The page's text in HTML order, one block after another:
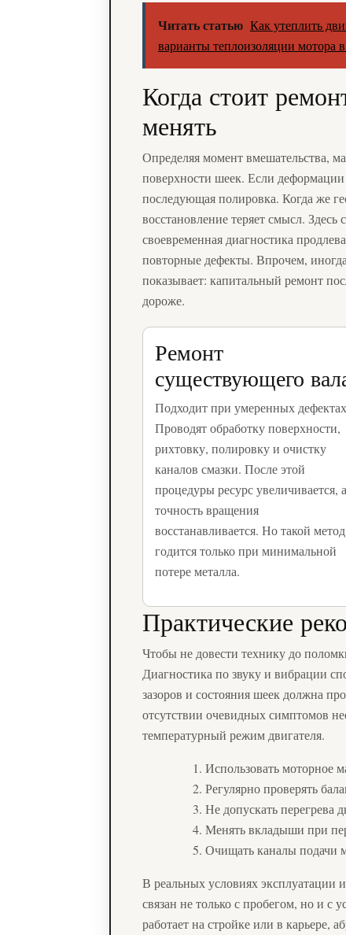
Читать статью Как утеплить
варианты теплоизоляции мотора
Когда стоит
менять
Определяя момент вмешательства,
поверхности шеек. Если
последующая полировка. Когда же
восстановление теряет смысл.
своевременная диагностика
повторные дефекты. Впрочем,
показывает: капитальный ремонт
дороже.
Ремонт
существующего
Подходит при умеренных
Проводят обработку поверхности,
рихтовку, полировку и очистку
каналов смазки. После этой
процедуры ресурс увеличивается, а
точность вращения
восстанавливается. Но такой метод
годится только при минимальной
потере металла.
Практические
Чтобы не довести технику до
Диагностика по звуку и вибрации
зазоров и состояния шеек должна
отсутствии очевидных симптомов
температурный режим двигателя.
Использовать моторное
Регулярно проверять
Не допускать перегрева
Менять вкладыши при
Очищать каналы подачи
В реальных условиях эксплуатации
связан не только с пробегом, но и с
работает на стройке или в карьере,